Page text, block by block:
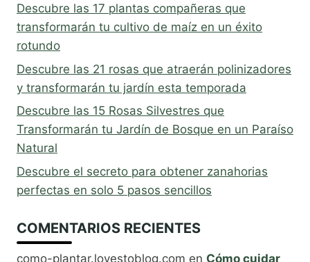
Descubre las 17 plantas compañeras que
transformarán tu cultivo de maíz en un éxito
rotundo
Descubre las 21 rosas que atraerán polinizadores
y transformarán tu jardín esta temporada
Descubre las 15 Rosas Silvestres que
Transformarán tu Jardín de Bosque en un Paraíso
Natural
Descubre el secreto para obtener zanahorias
perfectas en solo 5 pasos sencillos
COMENTARIOS RECIENTES
como-plantar.lovestoblog.com en Cómo cuidar